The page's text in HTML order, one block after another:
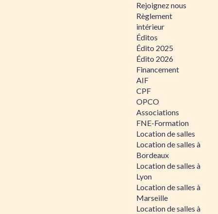
Rejoignez nous
Règlement
intérieur
Éditos
Édito 2025
Édito 2026
Financement
AIF
CPF
OPCO
Associations
FNE-Formation
Location de salles
Location de salles à
Bordeaux
Location de salles à
Lyon
Location de salles à
Marseille
Location de salles à